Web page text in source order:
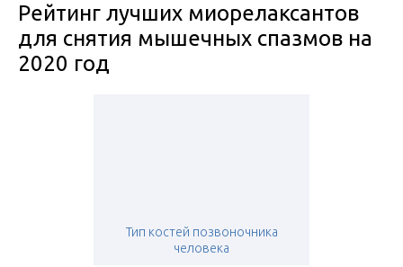
Рейтинг лучших миорелаксантов
для снятия мышечных спазмов на
2020 год
Тип костей позвоночника
человека